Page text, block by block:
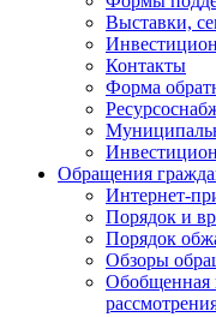
Выставки,
Контакты
Форма
Обращения
Интернет-
Порядок и
Порядок
Обзоры
Обобщенная